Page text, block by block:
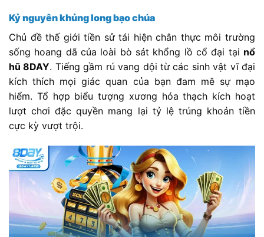
Kỷ nguyên khủng long bạo chúa
Chủ đề thế giới tiền sử tái hiện chân thực môi trường
sống hoang dã của loài bò sát khổng lồ cổ đại tại nổ
hũ 8DAY. Tiếng gầm rú vang dội từ các sinh vật vĩ đại
kích thích mọi giác quan của bạn đam mê sự mạo
hiểm. Tổ hợp biểu tượng xương hóa thạch kích hoạt
lượt chơi đặc quyền mang lại tỷ lệ trúng khoản tiền
cực kỳ vượt trội.